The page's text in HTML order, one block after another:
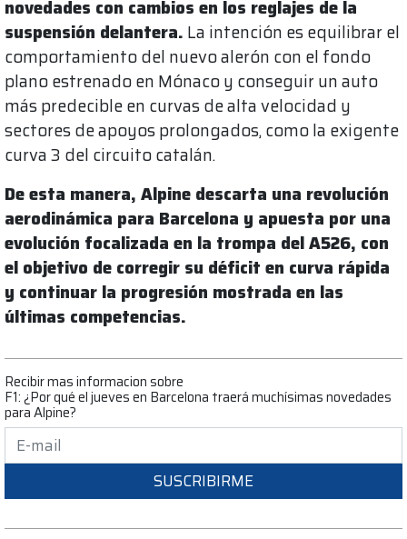
novedades con cambios en los reglajes de la
suspensión delantera. La intención es equilibrar el
comportamiento del nuevo alerón con el fondo
plano estrenado en Mónaco y conseguir un auto
más predecible en curvas de alta velocidad y
sectores de apoyos prolongados, como la exigente
curva 3 del circuito catalán.
De esta manera, Alpine descarta una revolución
aerodinámica para Barcelona y apuesta por una
evolución focalizada en la trompa del A526, con
el objetivo de corregir su déficit en curva rápida
y continuar la progresión mostrada en las
últimas competencias.
Recibir mas informacion sobre
F1: ¿Por qué el jueves en Barcelona traerá muchísimas novedades
para Alpine?
SUSCRIBIRME